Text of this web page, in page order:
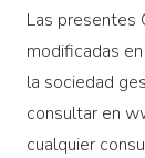
Las presentes
modificadas
la sociedad
consultar en
cualquier